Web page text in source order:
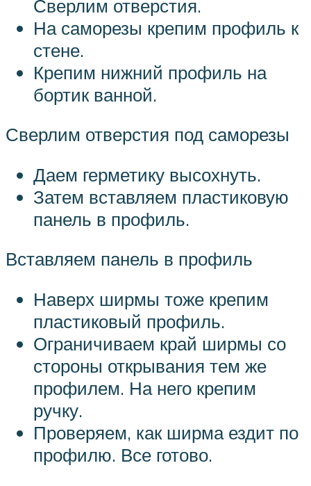
Сверлим отверстия.
На саморезы крепим профиль к
стене.
Крепим нижний профиль на
бортик ванной.
Сверлим отверстия под саморезы
Даем герметику высохнуть.
Затем вставляем пластиковую
панель в профиль.
Вставляем панель в профиль
Наверх ширмы тоже крепим
пластиковый профиль.
Ограничиваем край ширмы со
стороны открывания тем же
профилем. На него крепим
ручку.
Проверяем, как ширма ездит по
профилю. Все готово.